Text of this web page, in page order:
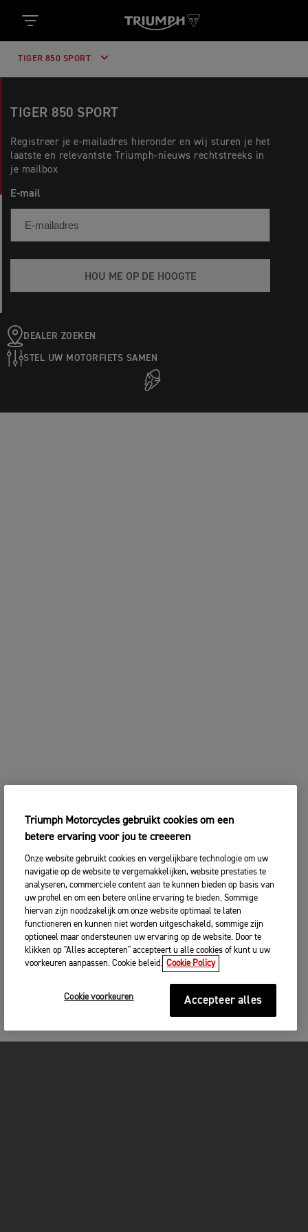
TIGER 850 SPORT
TIGER 850 SPORT
Registreer je e-mailadres hieronder en wij sturen je het
laatste en relevantste Triumph-nieuws rechtstreeks in
je mailbox
E-mail
HOU ME OP DE HOOGTE
DEALER ZOEKEN
STEL UW MOTORFIETS SAMEN
Triumph Motorcycles gebruikt cookies om een
betere ervaring voor jou te creeeren
Onze website gebruikt cookies en vergelijkbare technologie om uw
navigatie op de website te vergemakkelijken, website prestaties te
analyseren, commerciele content aan te kunnen bieden op basis van
uw profiel en om een betere online ervaring te bieden. Sommige
hiervan zijn noodzakelijk om onze website optimaal te laten
functioneren en kunnen niet worden uitgeschakeld, sommige zijn
optioneel maar ondersteunen uw ervaring op de website. Door te
klikken op "Alles accepteren" accepteert u alle cookies of kunt u uw
voorkeuren aanpassen. Cookie beleid. Cookie Policy
Cookie voorkeuren Accepteer alles